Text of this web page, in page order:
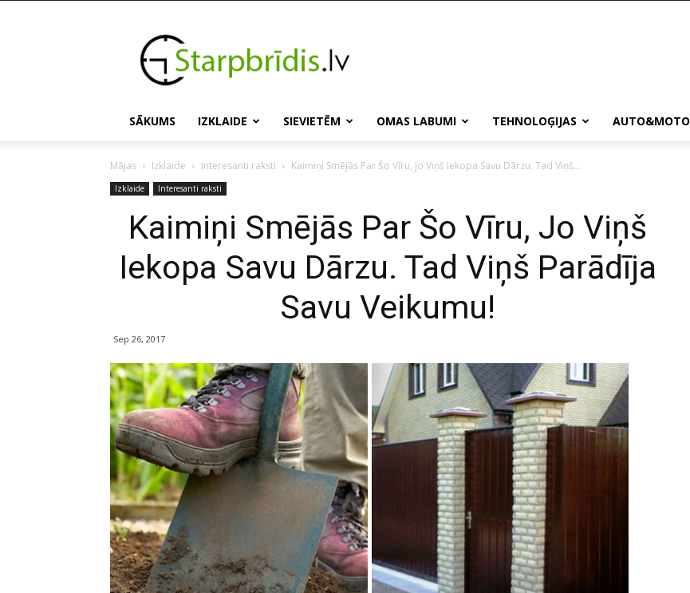
Starpbridis.lv
SĀKUMS IZKLAIDE SIEVIETĒM OMAS LABUMI TEHNOLOĢIJAS AUTO&MOTO
Mājas Izklaide Interesanti raksti Kaimiņi Smējās Par Šo Vīru, Jo Viņš Iekopa Savu Dārzu. Tad Viņš...
Izklaide Interesanti raksti
Kaimiņi Smējās Par Šo Vīru, Jo Viņš
Iekopa Savu Dārzu. Tad Viņš Parādīja
Savu Veikumu!
Sep 26, 2017